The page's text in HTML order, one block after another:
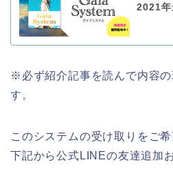
2021年
※必ず紹介記事を読んで内容の
す。
このシステムの受け取りをご希
下記から公式LINEの友達追加